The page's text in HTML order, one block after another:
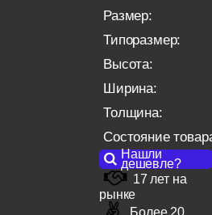
Размер:
Типоразмер:
Высота:
Ширина:
Толщина:
Состояние
Нашли
дешевле?
17 лет на
рынке
Более 20